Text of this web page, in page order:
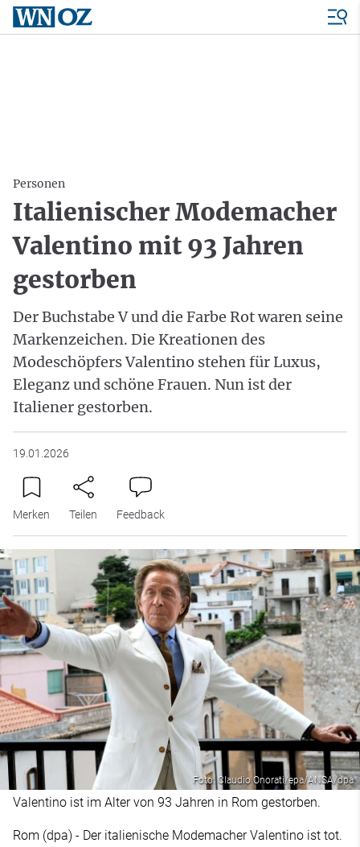
Personen
Italienischer Modemacher
Valentino mit 93 Jahren
gestorben
Der Buchstabe V und die Farbe Rot waren seine
Markenzeichen. Die Kreationen des
Modeschöpfers Valentino stehen für Luxus,
Eleganz und schöne Frauen. Nun ist der
Italiener gestorben.
19.01.2026
Merken Teilen Feedback
Foto: Claudio Onorati/epa/ANSA/dpa
Valentino ist im Alter von 93 Jahren in Rom gestorben.
Rom (dpa) - Der italienische Modemacher Valentino ist tot.